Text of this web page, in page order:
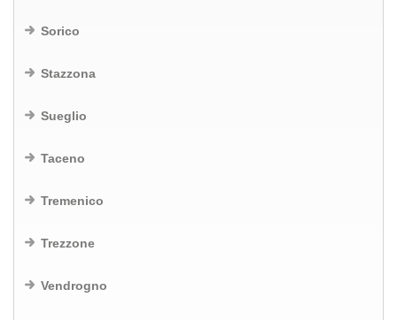
Sorico
Stazzona
Sueglio
Taceno
Tremenico
Trezzone
Vendrogno